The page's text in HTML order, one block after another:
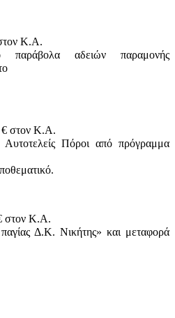
Κ.Α.
αδειών παραμονής
€ στον Κ.Α.
Αυτοτελείς Πόροι από πρόγραμμα
στον Κ.Α.
Δ.Κ. Νικήτης» και μεταφορά